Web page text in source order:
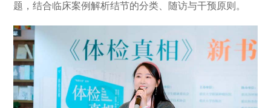
题，结合临床案例解析结节的分类、随访与干预原则。